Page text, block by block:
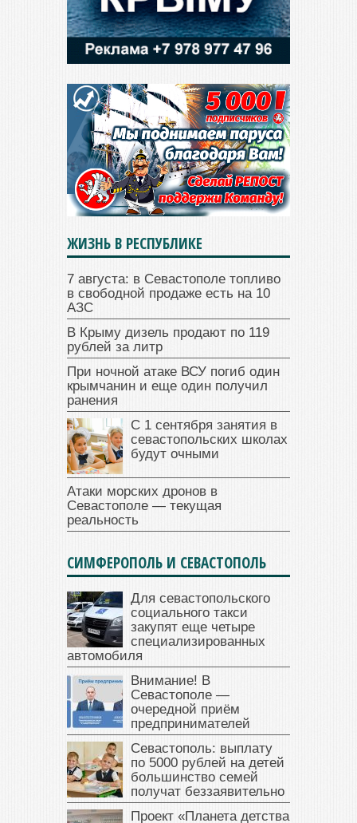
ЖИЗНЬ В РЕСПУБЛИКЕ
7 августа: в Севастополе топливо
в свободной продаже есть на 10
АЗС
В Крыму дизель продают по 119
рублей за литр
При ночной атаке ВСУ погиб один
крымчанин и еще один получил
ранения
С 1 сентября занятия в
севастопольских школах
будут очными
Атаки морских дронов в
Севастополе — текущая
реальность
СИМФЕРОПОЛЬ И СЕВАСТОПОЛЬ
Для севастопольского
социального такси
закупят еще четыре
специализированных
автомобиля
Внимание! В
Севастополе —
очередной приём
предпринимателей
Севастополь: выплату
по 5000 рублей на детей
большинство семей
получат беззаявительно
Проект «Планета детства